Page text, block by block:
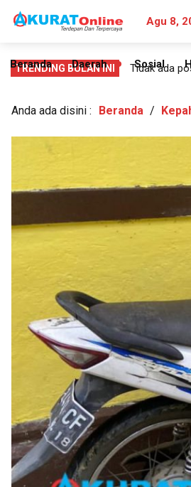
Agu 8,
Beranda Daerah
PERLUAS
MENU
Sosial
TRENDING BULAN INI Tidak ada
Anda ada disini : Beranda /